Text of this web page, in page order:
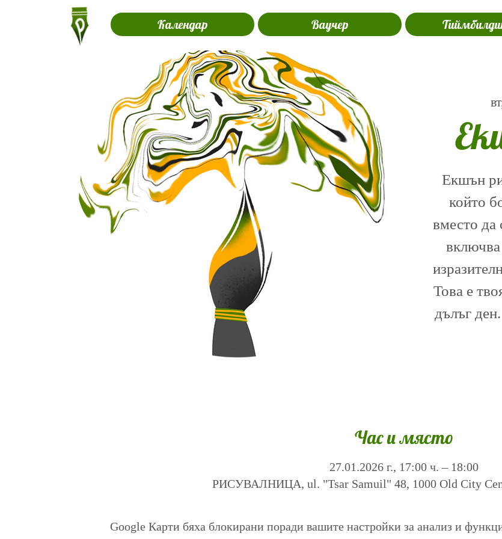
Календар Ваучер
Екшън
който
вместо да
Това е
дълъг
Час и място
27.01.2026 г., 17:00 ч. – 18:00
РИСУВАЛНИЦА, ul. "Tsar Samuil" 48, 1000 Old City
Google Карти бяха блокирани поради вашите настройки за анализ и